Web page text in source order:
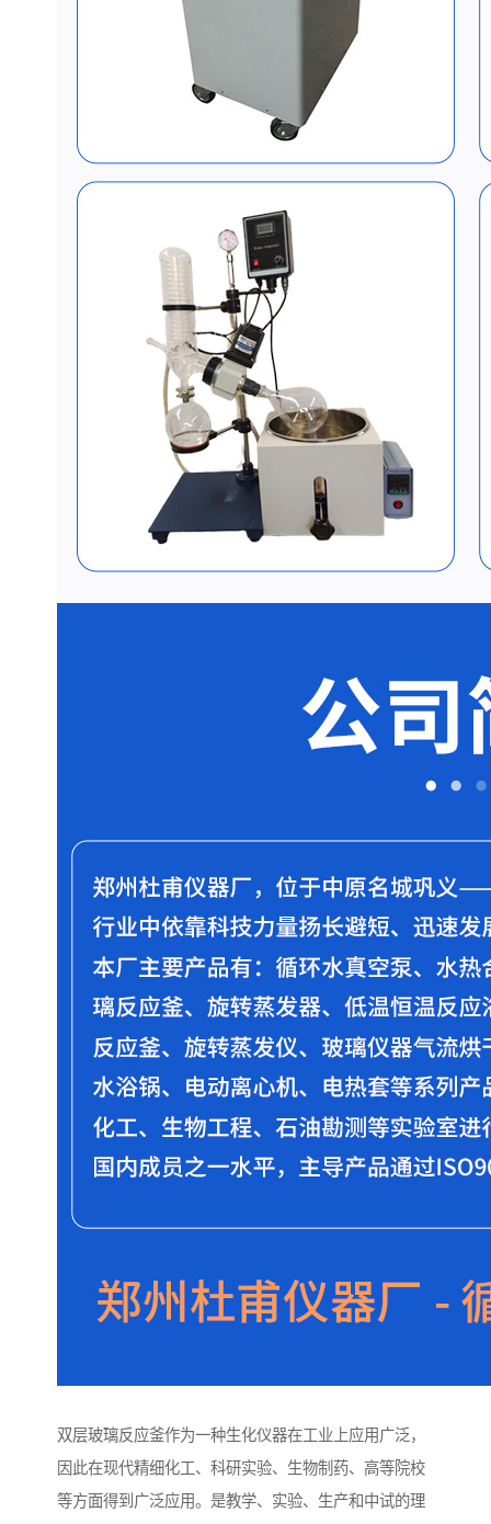
双层玻璃反应釜作为一种生化仪器在工业上应用广泛，
因此在现代精细化工、科研实验、生物制药、高等院校
等方面得到广泛应用。是教学、实验、生产和中试的理